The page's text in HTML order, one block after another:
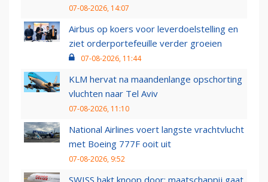
07-08-2026, 14:07
Airbus op koers voor leverdoelstelling en
ziet orderportefeuille verder groeien
07-08-2026, 11:44
KLM hervat na maandenlange opschorting
vluchten naar Tel Aviv
07-08-2026, 11:10
National Airlines voert langste vrachtvlucht
met Boeing 777F ooit uit
07-08-2026, 9:52